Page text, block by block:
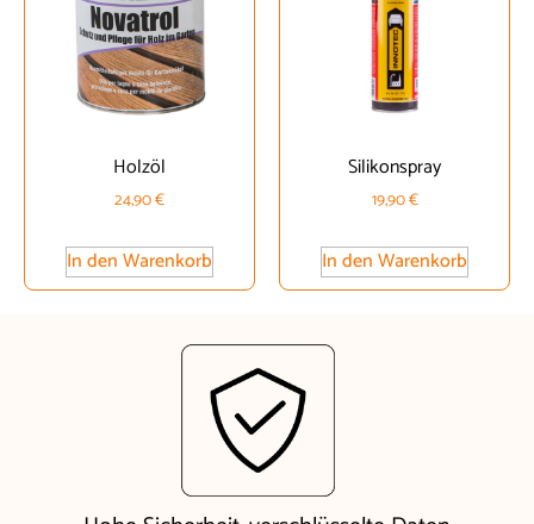
Holzöl
24,90€
In den Warenkorb
Silikonspray
19,90€
In den Warenkorb